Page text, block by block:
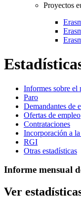
Proyectos
Informes sobre el
Paro
Demandantes de
Ofertas de empleo
Contrataciones
Incorporación a
RGI
Otras estadísticas
Informe mensual
Ver